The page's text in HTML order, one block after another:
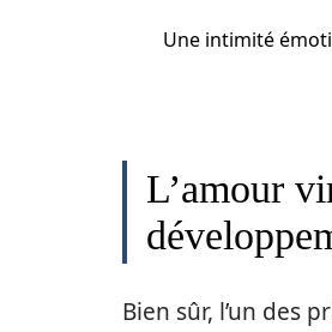
Une intimité
L’amour
Bien sûr, l’un des